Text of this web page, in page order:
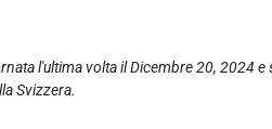
l'ultima volta il Dicembre 20, 2024
Svizzera.